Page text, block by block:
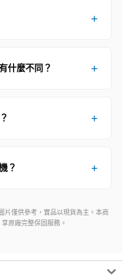
什麼不同？
？
片僅供參考，實品以現貨為主。本商
原廠完整保固服務。